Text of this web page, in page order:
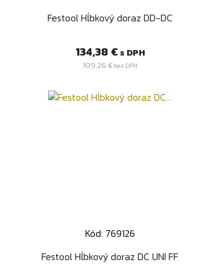
Festool Hĺbkový doraz DD-DC
Cena
134,38 € s DPH
109,26 €bez DPH
Rýchly náhľad
Kód: 769126
Festool Hĺbkový doraz DC UNI FF
Rýchly náhľad